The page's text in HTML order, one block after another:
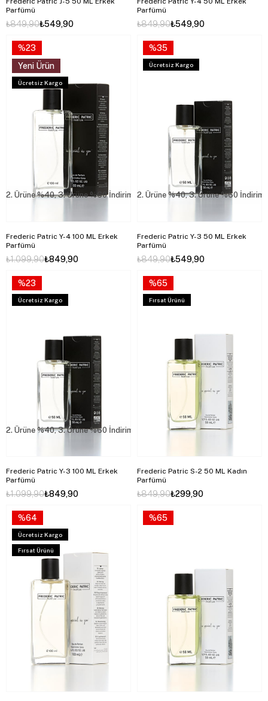
Parfümü
₺549,90
₺849,90
Parfümü
₺549,90
₺849,90
Frederic Patric Y-4 100 ML Erkek
Parfümü
₺849,90
₺1.099,90
2. Ürüne %40, 3. Ürüne %60 İndirim
%23
Yeni Ürün
Ücretsiz Kargo
Frederic Patric Y-3 50 ML Erkek
Parfümü
₺549,90
₺849,90
2. Ürüne %40, 3. Ürüne %60 İndirim
%35
Ücretsiz Kargo
Frederic Patric Y-3 100 ML Erkek
Parfümü
₺849,90
₺1.099,90
2. Ürüne %40, 3. Ürüne %60 İndirim
%23
Ücretsiz Kargo
Frederic Patric S-2 50 ML Kadın
Parfümü
₺299,90
₺849,90
%65
Fırsat Ürünü
%64
Ücretsiz Kargo
Fırsat Ürünü
%65